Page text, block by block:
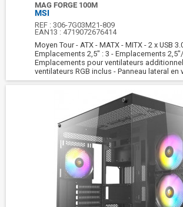
MAG FORGE 100M
MSI
REF :306-7G03M21-809
EAN13 : 4719072676414
Moyen Tour - ATX - MATX - MITX - 2 x USB
Emplacements 2,5" : 3 - Emplacements
Emplacements pour ventilateurs
ventilateurs RGB inclus - Panneau lateral en